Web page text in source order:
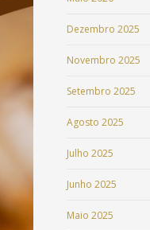
Dezembro 2025
Novembro 2025
Setembro 2025
Agosto 2025
Julho 2025
Junho 2025
Maio 2025